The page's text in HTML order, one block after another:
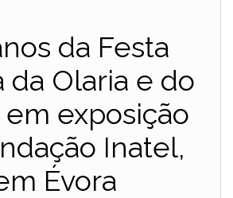
da Festa
da Olaria e do
em exposição
Inatel,
Évora